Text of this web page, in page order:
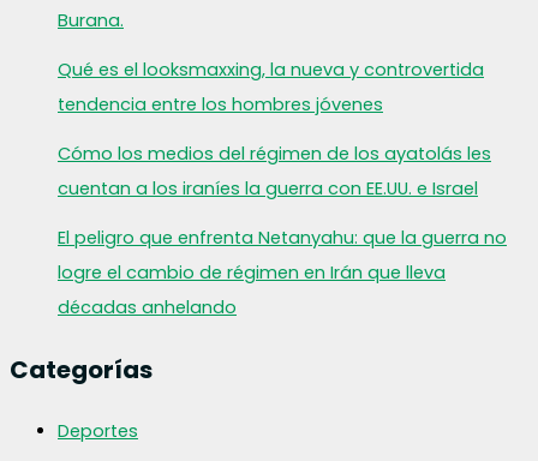
Burana.
Qué es el looksmaxxing, la nueva y controvertida
tendencia entre los hombres jóvenes
Cómo los medios del régimen de los ayatolás les
cuentan a los iraníes la guerra con EE.UU. e Israel
El peligro que enfrenta Netanyahu: que la guerra no
logre el cambio de régimen en Irán que lleva
décadas anhelando
Categorías
Deportes